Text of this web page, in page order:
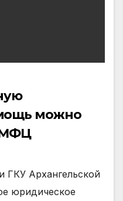
можно
МФЦ
ГКУ Архангельской
юридическое